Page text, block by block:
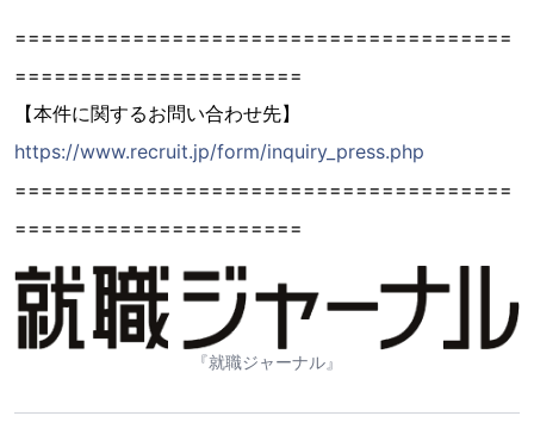
======================================
======================
【本件に関するお問い合わせ先】
https://www.recruit.jp/form/inquiry_press.php
======================================
======================
『就職ジャーナル』